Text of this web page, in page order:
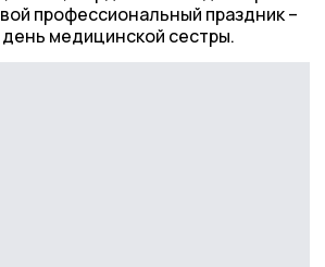
профессиональный праздник –
медицинской сестры.